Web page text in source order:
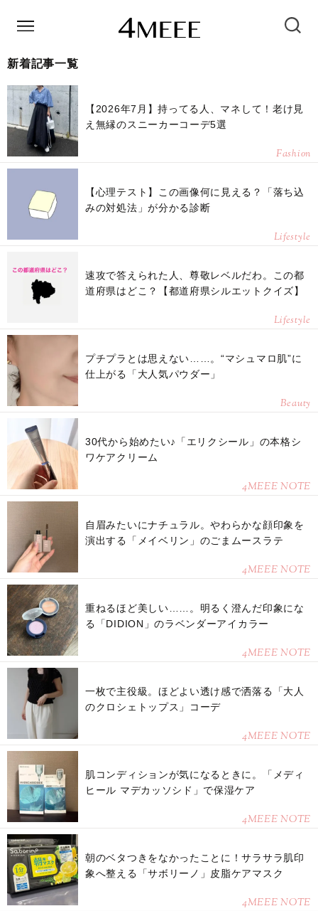
新着記事一覧
【2026年7月】持ってる人、マネして！老け見
え無縁のスニーカーコーデ5選
Fashion
【心理テスト】この画像何に見える？「落ち込
みの対処法」が分かる診断
Lifestyle
速攻で答えられた人、尊敬レベルだわ。この都
道府県はどこ？【都道府県シルエットクイズ】
Lifestyle
プチプラとは思えない……。“マシュマロ肌”に
仕上がる「大人気パウダー」
Beauty
30代から始めたい♪「エリクシール」の本格シ
ワケアクリーム
4MEEE NOTE
自眉みたいにナチュラル。やわらかな顔印象を
演出する「メイベリン」のごまムースラテ
4MEEE NOTE
重ねるほど美しい……。明るく澄んだ印象にな
る「DIDION」のラベンダーアイカラー
4MEEE NOTE
一枚で主役級。ほどよい透け感で洒落る「大人
のクロシェトップス」コーデ
4MEEE NOTE
肌コンディションが気になるときに。「メディ
ヒール マデカッソシド」で保湿ケア
4MEEE NOTE
朝のベタつきをなかったことに！サラサラ肌印
象へ整える「サボリーノ」皮脂ケアマスク
4MEEE NOTE